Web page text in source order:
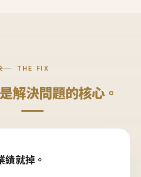
THE FIX
是解決問題的核心。
績就掉。